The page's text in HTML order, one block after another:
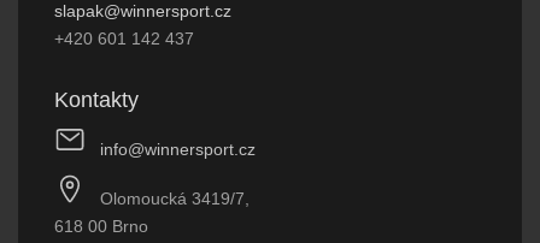
slapak@winnersport.cz
+420 601 142 437
Kontakty
info@winnersport.cz
Olomoucká 3419/7,
618 00 Brno